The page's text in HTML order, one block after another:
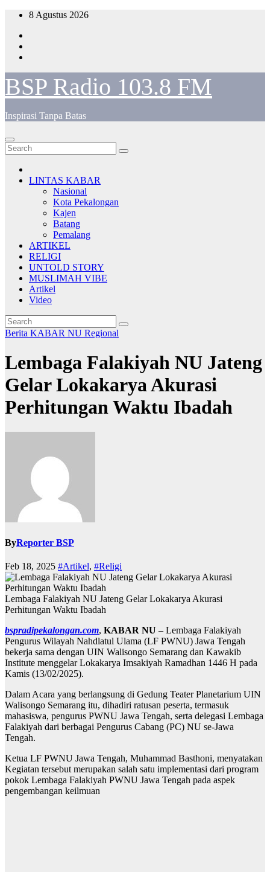
Skip
content
8 Agustus 2026
BSP Radio 103.8 FM
Inspirasi Tanpa Batas
LINTAS KABAR
Nasional
Kota Pekalongan
Kajen
Batang
Pemalang
ARTIKEL
RELIGI
UNTOLD STORY
MUSLIMAH VIBE
Artikel
Video
Berita KABAR NU Regional
Lembaga Falakiyah NU Jateng
Gelar Lokakarya Akurasi
Perhitungan Waktu Ibadah
ByReporter BSP
Feb 18, 2025 #Artikel, #Religi
Lembaga Falakiyah NU Jateng Gelar Lokakarya Akurasi
Perhitungan Waktu Ibadah
bspradipekalongan.com, KABAR NU – Lembaga Falakiyah
Pengurus Wilayah Nahdlatul Ulama (LF PWNU) Jawa Tengah
bekerja sama dengan UIN Walisongo Semarang dan Kawakib
Institute menggelar Lokakarya Imsakiyah Ramadhan 1446 H pada
Kamis (13/02/2025).
Dalam Acara yang berlangsung di Gedung Teater Planetarium UIN
Walisongo Semarang itu, dihadiri ratusan peserta, termasuk
mahasiswa, pengurus PWNU Jawa Tengah, serta delegasi Lembaga
Falakiyah dari berbagai Pengurus Cabang (PC) NU se-Jawa
Tengah.
Ketua LF PWNU Jawa Tengah, Muhammad Basthoni, menyatakan
Kegiatan tersebut merupakan salah satu implementasi dari program
pokok Lembaga Falakiyah PWNU Jawa Tengah pada aspek
pengembangan keilmuan